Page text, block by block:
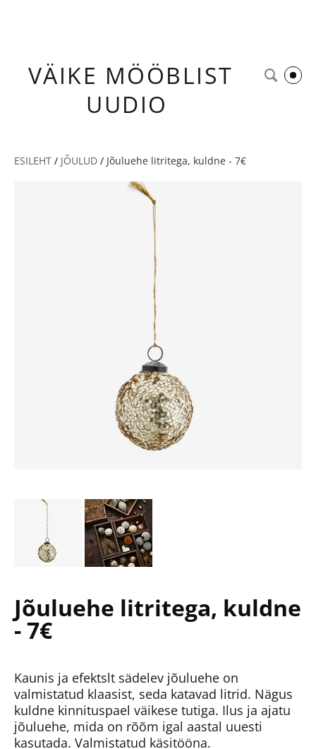
VÄIKE MÖÖBLIST
UUDIO
ESILEHT / JÕULUD / Jõuluehe litritega, kuldne - 7€
Jõuluehe litritega, kuldne
- 7€
Kaunis ja efektslt sädelev jõuluehe on
valmistatud klaasist, seda katavad litrid. Nägus
kuldne kinnituspael väikese tutiga. Ilus ja ajatu
jõuluehe, mida on rõõm igal aastal uuesti
kasutada. Valmistatud käsitööna.